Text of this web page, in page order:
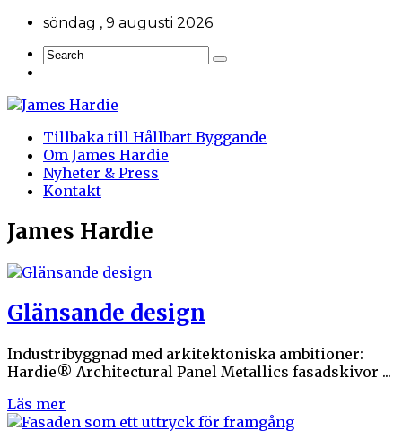
söndag , 9 augusti 2026
Tillbaka till Hållbart Byggande
Om James Hardie
Nyheter & Press
Kontakt
James Hardie
Glänsande design
Industribyggnad med arkitektoniska ambitioner:
Hardie® Architectural Panel Metallics fasadskivor ...
Läs mer